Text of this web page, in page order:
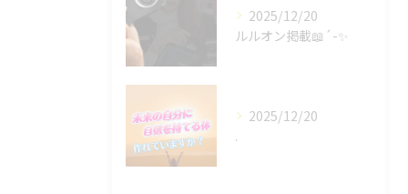
2025/12/20
ルルオン掲載📖´-✨
2025/12/20
.